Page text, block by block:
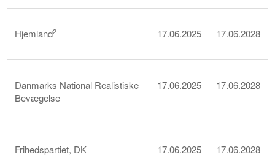
Hjemland2 17.06.2025 17.06.2028
Danmarks National Realistiske
Bevægelse
17.06.2025 17.06.2028
Frihedspartiet, DK 17.06.2025 17.06.2028